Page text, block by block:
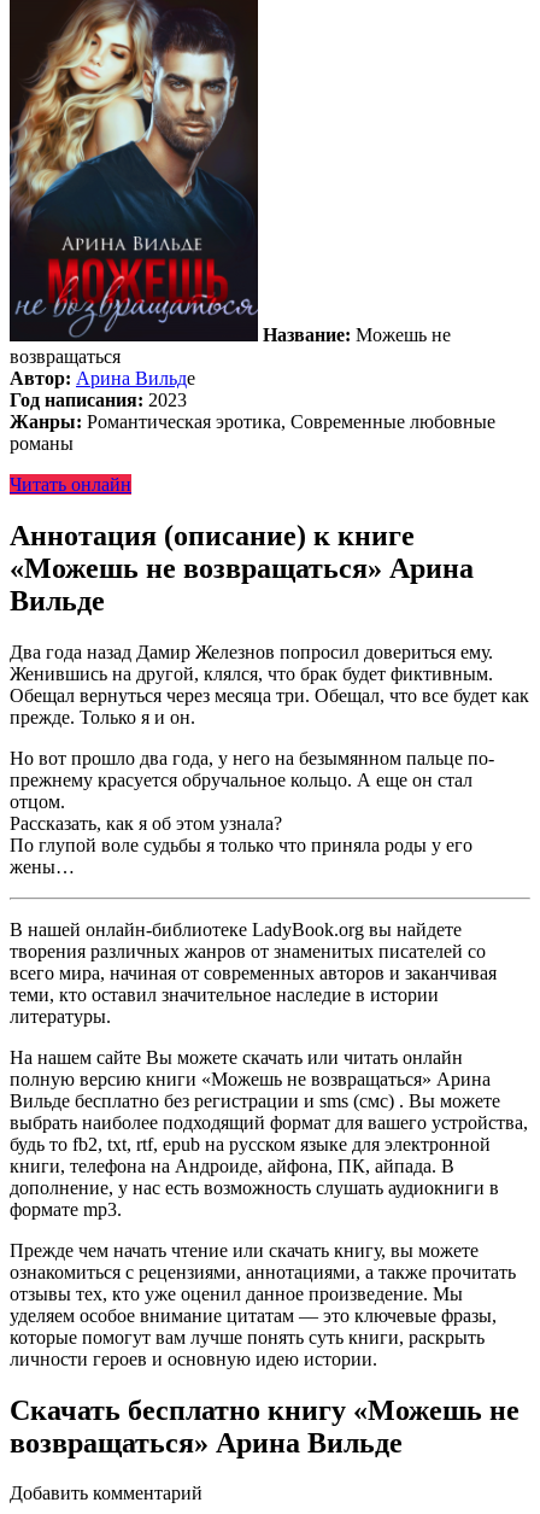
Название: Можешь не
возвращаться
Автор: Арина Вильде
Год написания: 2023
Жанры: Романтическая эротика, Современные любовные
романы
Читать онлайн
Аннотация (описание) к книге
«Можешь не возвращаться» Арина
Вильде
Два года назад Дамир Железнов попросил довериться ему.
Женившись на другой, клялся, что брак будет фиктивным.
Обещал вернуться через месяца три. Обещал, что все будет как
прежде. Только я и он.
Но вот прошло два года, у него на безымянном пальце по-
прежнему красуется обручальное кольцо. А еще он стал
отцом.
Рассказать, как я об этом узнала?
По глупой воле судьбы я только что приняла роды у его
жены…
В нашей онлайн-библиотеке LadyBook.org вы найдете
творения различных жанров от знаменитых писателей со
всего мира, начиная от современных авторов и заканчивая
теми, кто оставил значительное наследие в истории
литературы.
На нашем сайте Вы можете скачать или читать онлайн
полную версию книги «Можешь не возвращаться» Арина
Вильде бесплатно без регистрации и sms (смс) . Вы можете
выбрать наиболее подходящий формат для вашего устройства,
будь то fb2, txt, rtf, epub на русском языке для электронной
книги, телефона на Андроиде, айфона, ПК, айпада. В
дополнение, у нас есть возможность слушать аудиокниги в
формате mp3.
Прежде чем начать чтение или скачать книгу, вы можете
ознакомиться с рецензиями, аннотациями, а также прочитать
отзывы тех, кто уже оценил данное произведение. Мы
уделяем особое внимание цитатам — это ключевые фразы,
которые помогут вам лучше понять суть книги, раскрыть
личности героев и основную идею истории.
Скачать бесплатно книгу «Можешь не
возвращаться» Арина Вильде
Добавить комментарий